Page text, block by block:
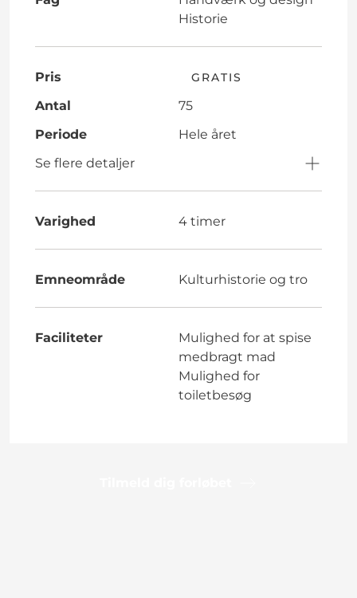
Historie
Pris GRATIS
Antal
75
Periode
Hele året
Se flere detaljer
Varighed 4 timer
Emneområde Kulturhistorie og tro
Faciliteter
Mulighed for at spise
medbragt mad
Mulighed for
toiletbesøg